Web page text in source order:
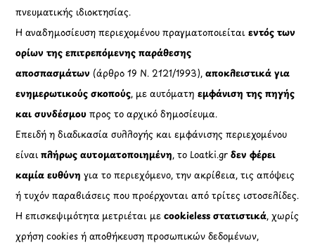
πνευματικής ιδιοκτησίας.
Η αναδημοσίευση περιεχομένου πραγματοποιείταιεντός των
ορίων της επιτρεπόμενης παράθεσης
αποσπασμάτων (άρθρο 19 Ν. 2121/1993), αποκλειστικά για
ενημερωτικούς σκοπούς, με αυτόματηεμφάνιση της πηγής
και συνδέσμου προς το αρχικό δημοσίευμα.
Επειδή η διαδικασία συλλογής και εμφάνισης περιεχομένου
είναιπλήρως αυτοματοποιημένη, το Loatki.grδεν φέρει
καμία ευθύνη για το περιεχόμενο, την ακρίβεια, τις απόψεις
ή τυχόν παραβιάσεις που προέρχονται από τρίτες ιστοσελίδες.
Η επισκεψιμότητα μετριέται μεcookieless στατιστικά, χωρίς
χρήση cookies ή αποθήκευση προσωπικών δεδομένων,